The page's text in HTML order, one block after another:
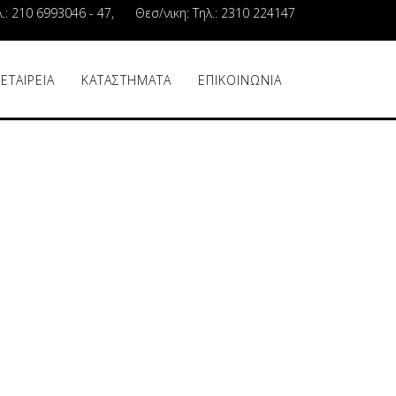
210 6993046 - 47, Θεσ/νικη: Τηλ.: 2310 224147
ΚΑΤΑΣΤΗΜΑΤΑ ΕΠΙΚΟΙΝΩΝΙΑ